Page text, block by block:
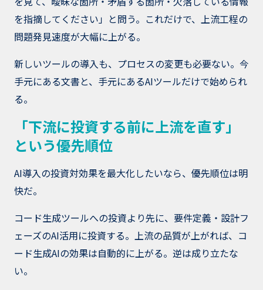
を指摘してください」と問う。これだけで、上流工程の
問題発見速度が大幅に上がる。
新しいツールの導入も、プロセスの変更も必要ない。今
手元にある文書と、手元にあるAIツールだけで始められ
る。
「下流に投資する前に上流を直す」
という優先順位
AI導入の投資対効果を最大化したいなら、優先順位は明
快だ。
コード生成ツールへの投資より先に、要件定義・設計フ
ェーズのAI活用に投資する。上流の品質が上がれば、コ
ード生成AIの効果は自動的に上がる。逆は成り立たな
い。